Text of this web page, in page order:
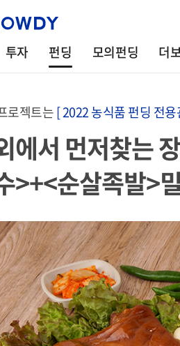
투자 펀딩 모의펀딩 더
로젝트는[ 2022 농식품 펀딩 전용
에서 먼저찾는
>+<순살족발>